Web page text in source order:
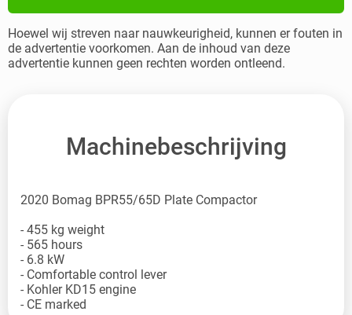
Hoewel wij streven naar nauwkeurigheid, kunnen er fouten in
de advertentie voorkomen. Aan de inhoud van deze
advertentie kunnen geen rechten worden ontleend.
Machinebeschrijving
2020 Bomag BPR55/65D Plate Compactor
- 455 kg weight
- 565 hours
- 6.8 kW
- Comfortable control lever
- Kohler KD15 engine